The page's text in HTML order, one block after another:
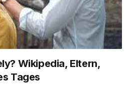
Wikipedia, Eltern,
Tages